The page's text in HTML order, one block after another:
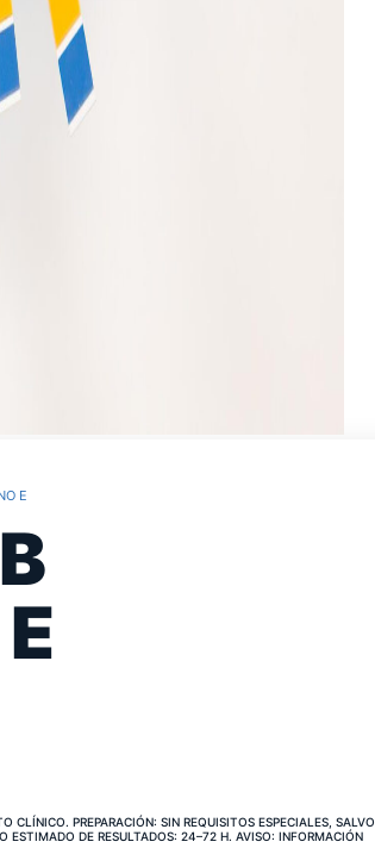
E
CLÍNICO. PREPARACIÓN: SIN REQUISITOS ESPECIALES, SALVO
ESTIMADO DE RESULTADOS: 24–72 H. AVISO: INFORMACIÓN